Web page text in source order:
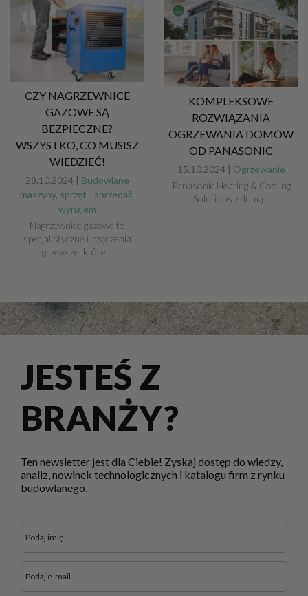
CZY NAGRZEWNICE
GAZOWE SĄ
BEZPIECZNE?
WSZYSTKO, CO MUSISZ
WIEDZIEĆ!
28.10.2024 | Budowlane
maszyny, sprzęt - sprzedaż,
wynajem
Nagrzewnice gazowe to
specjalistyczne urządzenia
grzewcze, które...
KOMPLEKSOWE
ROZWIĄZANIA
OGRZEWANIA DOMÓW
OD PANASONIC
15.10.2024 | Ogrzewanie
Panasonic Heating & Cooling
Solutions z dumą...
JESTEŚ Z
BRANŻY?
Ten newsletter jest dla Ciebie! Zyskaj dostęp do wiedzy,
analiz, nowinek technologicznych i katalogu firm z rynku
budowlanego.